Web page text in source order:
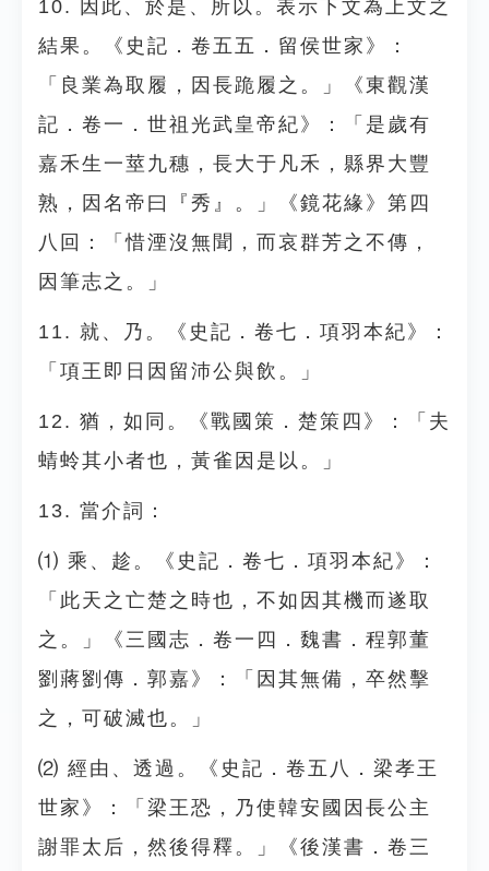
10. 因此、於是、所以。表示下文為上文之
結果。《史記．卷五五．留侯世家》：
「良業為取履，因長跪履之。」《東觀漢
記．卷一．世祖光武皇帝紀》：「是歲有
嘉禾生一莖九穗，長大于凡禾，縣界大豐
熟，因名帝曰『秀』。」《鏡花緣》第四
八回：「惜湮沒無聞，而哀群芳之不傳，
因筆志之。」
11. 就、乃。《史記．卷七．項羽本紀》：
「項王即日因留沛公與飲。」
12. 猶，如同。《戰國策．楚策四》：「夫
蜻蛉其小者也，黃雀因是以。」
13. 當介詞：
⑴ 乘、趁。《史記．卷七．項羽本紀》：
「此天之亡楚之時也，不如因其機而遂取
之。」《三國志．卷一四．魏書．程郭董
劉蔣劉傳．郭嘉》：「因其無備，卒然擊
之，可破滅也。」
⑵ 經由、透過。《史記．卷五八．梁孝王
世家》：「梁王恐，乃使韓安國因長公主
謝罪太后，然後得釋。」《後漢書．卷三